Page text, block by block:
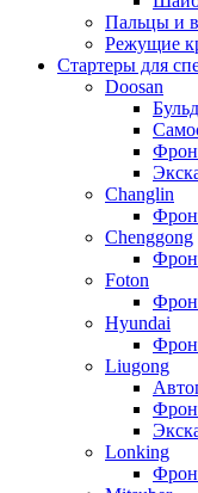
Пальцы и
Режущие
Стартеры для
Doosan
Changlin
Chenggong
Foton
Hyundai
Liugong
Lonking